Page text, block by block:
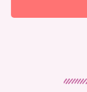
リハビ
どを事
うにし